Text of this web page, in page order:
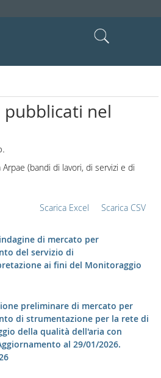
pubblicati nel
(bandi di lavori, di servizi e di
Scarica Excel Scarica CSV
di mercato per
del servizio di
ai fini del Monitoraggio
preliminare di mercato per
di strumentazione per la rete di
della qualità dell'aria con
al 29/01/2026.